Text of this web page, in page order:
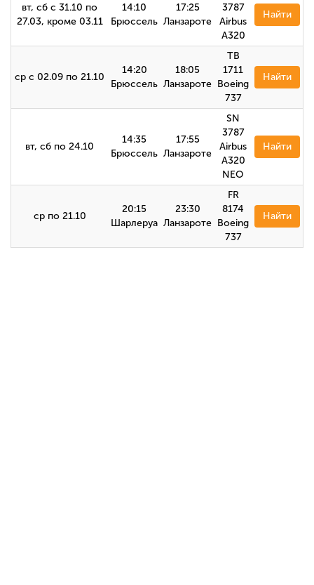
вт, сб с 31.10 по
27.03, кроме 03.11
14:10
Брюссель
17:25
Ланзароте
3787
Airbus
А320
Найти
ср с 02.09 по 21.10
14:20
Брюссель
18:05
Ланзароте
TB
1711
Boeing
737
Найти
вт, сб по 24.10
14:35
Брюссель
17:55
Ланзароте
SN
3787
Airbus
A320
NEO
Найти
ср по 21.10
20:15
Шарлеруа
23:30
Ланзароте
FR
8174
Boeing
737
Найти